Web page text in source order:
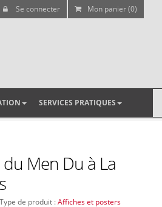
Se connecter Mon panier (0)
SERVICES PRATIQUES
Men Du à La
Type de produit :Affiches et posters